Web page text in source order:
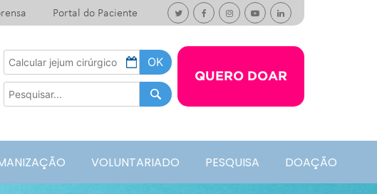
Portal do Paciente
QUERO DOAR
VOLUNTARIADO PESQUISA DOAÇÃO